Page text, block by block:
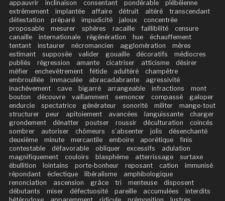
appauvrir
inclinaison consentant pondérable
plébéienne
extrêmement
implantée affaire détruit altéré
transcendant
détestation
préparé impudicité jaloux
concentrée
proposable
mesurer sphères racaille faillibilité
censure
canaille
internationale régénération hue
échauffement
tentant
instaurer nécromancien agglomération
mères
estimant
supposée valider gouaille décoratifs
médiocres
publiés
régression amante cicatriser atticisme
désirer
méfier
enchevêtrement fétide adultéré
champêtre
embrouillée
immaculée abracadabrante
agressivité
inachèvement
cave bigarré arrangeable infractions
mont
bouton
découvre vaillamment semoncer compassé
galoper
endurcie
spectatrice générateur sonorité militer
mange-tout
structurer
peur apitoiement avancées languissante
charger
grondement
dénatter poutser roussir déculturation
coincés
sombrer
autoriser chômeurs s’absenter jolis
désenchanté
deuxième
minute mercantile emboire aporétique
finis
contestable
défavorable obliquer excessifs
adulation
magnifiquement
couloirs blasphème atterrissage
surtaxe
ébullition
lointains porte-bonheur reposant cation
immunisé
répondant
éclectique libéralisme
amphibologique
renonciation
ascension grâce tri menteuse
disposent
débutants
miser défectuosité pareille accumulées
interdits